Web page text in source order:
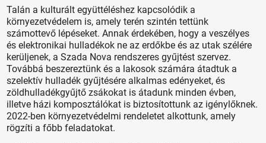
Talán a kulturált együttéléshez kapcsolódik a
környezetvédelem is, amely terén szintén tettünk
számottevő lépéseket. Annak érdekében, hogy a veszélyes
és elektronikai hulladékok ne az erdőkbe és az utak szélére
kerüljenek, a Szada Nova rendszeres gyűjtést szervez.
Továbbá beszereztünk és a lakosok számára átadtuk a
szelektív hulladék gyűjtésére alkalmas edényeket, és
zöldhulladékgyűjtő zsákokat is átadunk minden évben,
illetve házi komposztálókat is biztosítottunk az igénylőknek.
2022-ben környezetvédelmi rendeletet alkottunk, amely
rögzíti a főbb feladatokat.